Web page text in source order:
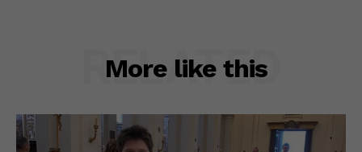
More like this
RELATED